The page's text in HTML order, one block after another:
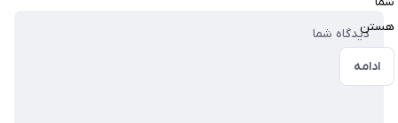
هستن
ادامه